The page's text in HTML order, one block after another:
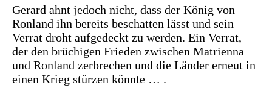
Gerard ahnt jedoch nicht, dass der König von
Ronland ihn bereits beschatten lässt und sein
Verrat droht aufgedeckt zu werden. Ein Verrat,
der den brüchigen Frieden zwischen Matrienna
und Ronland zerbrechen und die Länder erneut in
einen Krieg stürzen könnte … .